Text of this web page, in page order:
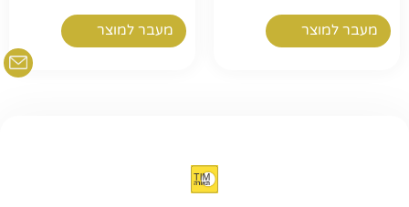
מעבר למוצר מעבר למוצר